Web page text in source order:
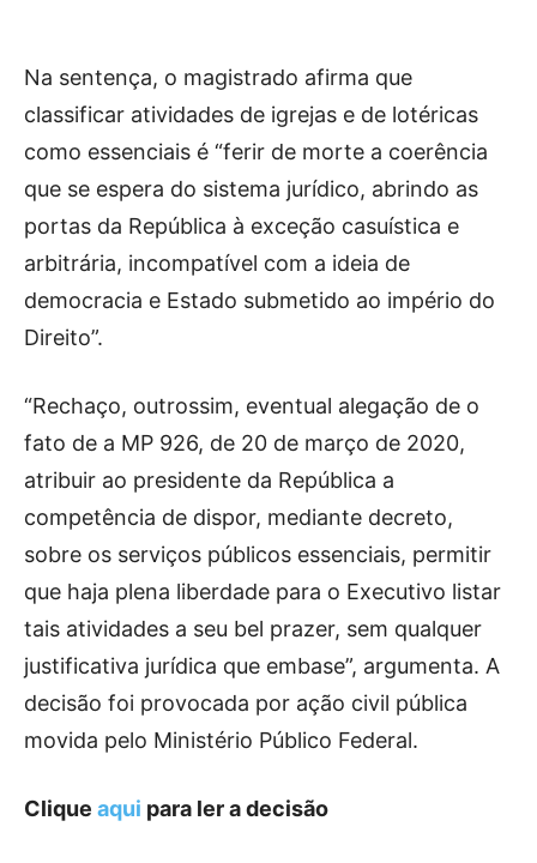
Na sentença, o magistrado afirma que
classificar atividades de igrejas e de lotéricas
como essenciais é “ferir de morte a coerência
que se espera do sistema jurídico, abrindo as
portas da República à exceção casuística e
arbitrária, incompatível com a ideia de
democracia e Estado submetido ao império do
Direito”.
“Rechaço, outrossim, eventual alegação de o
fato de a MP 926, de 20 de março de 2020,
atribuir ao presidente da República a
competência de dispor, mediante decreto,
sobre os serviços públicos essenciais, permitir
que haja plena liberdade para o Executivo listar
tais atividades a seu bel prazer, sem qualquer
justificativa jurídica que embase”, argumenta. A
decisão foi provocada por ação civil pública
movida pelo Ministério Público Federal.
Clique aqui para ler a decisão